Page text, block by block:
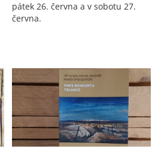
pátek 26. června a v sobotu 27.
června.